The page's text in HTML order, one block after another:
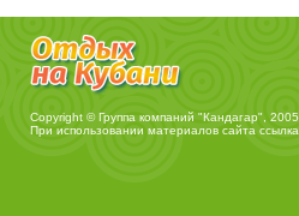
Copyright © Группа компаний "Кандагар",
При использовании материалов сайта